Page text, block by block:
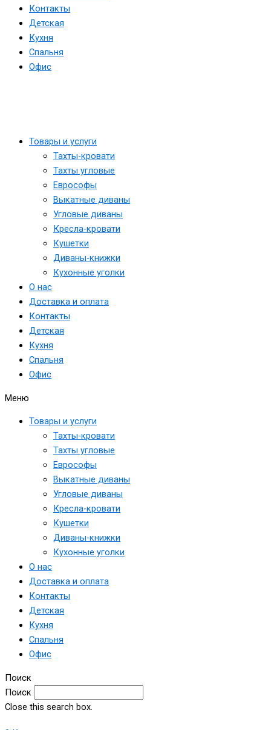
Контакты
Детская
Кухня
Спальня
Офис
Товары и услуги
Тахты-кровати
Тахты угловые
Еврософы
Выкатные диваны
Угловые диваны
Кресла-кровати
Кушетки
Диваны-книжки
Кухонные уголки
О нас
Доставка и оплата
Контакты
Детская
Кухня
Спальня
Офис
Меню
Товары и услуги
Тахты-кровати
Тахты угловые
Еврософы
Выкатные диваны
Угловые диваны
Кресла-кровати
Кушетки
Диваны-книжки
Кухонные уголки
О нас
Доставка и оплата
Контакты
Детская
Кухня
Спальня
Офис
Поиск
Поиск
Close this search box.